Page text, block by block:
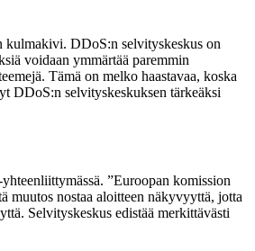
kulmakivi. DDoS:n selvityskeskus on
voidaan ymmärtää paremmin
Tämä on melko haastavaa, koska
DDoS:n selvityskeskuksen tärkeäksi
”Euroopan komission
muutos nostaa aloitteen näkyvyyttä, jotta
Selvityskeskus edistää merkittävästi